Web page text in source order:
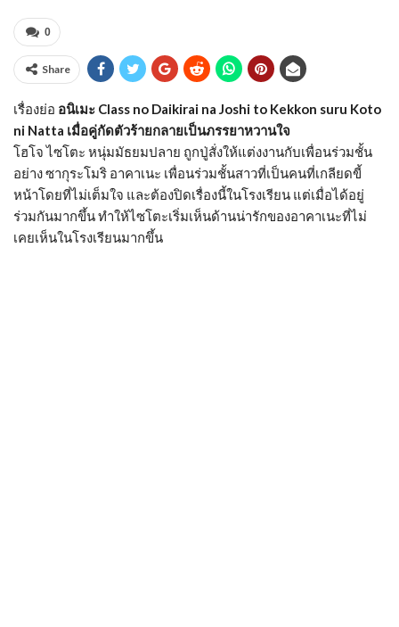
0
Share
เรื่องย่อ อนิเมะ Class no Daikirai na Joshi to Kekkon suru Koto
ni Natta เมื่อคู่กัดตัวร้ายกลายเป็นภรรยาหวานใจ
โฮโจ ไซโตะ หนุ่มมัธยมปลาย ถูกปู่สั่งให้แต่งงานกับเพื่อนร่วมชั้น
อย่าง ซากุระโมริ อาคาเนะ เพื่อนร่วมชั้นสาวที่เป็นคนที่เกลียดขี้
หน้าโดยที่ไม่เต็มใจ และต้องปิดเรื่องนี้ในโรงเรียน แต่เมื่อได้อยู่
ร่วมกันมากขึ้น ทำให้ไซโตะเริ่มเห็นด้านน่ารักของอาคาเนะที่ไม่
เคยเห็นในโรงเรียนมากขึ้น